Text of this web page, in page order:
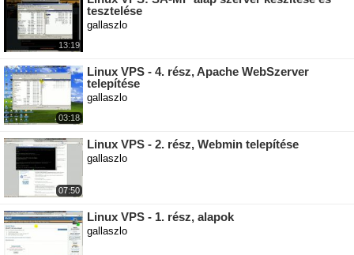
13:19
tesztelése
gallaszlo
03:18
Linux VPS - 4. rész, Apache WebSzerver
telepítése
gallaszlo
07:50
Linux VPS - 2. rész, Webmin telepítése
gallaszlo
Linux VPS - 1. rész, alapok
gallaszlo